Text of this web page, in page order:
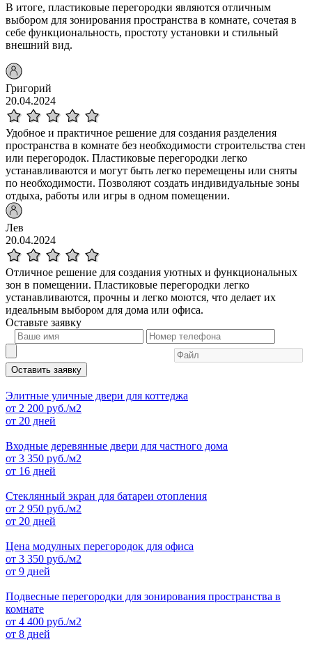
В итоге, пластиковые перегородки являются отличным
выбором для зонирования пространства в комнате, сочетая в
себе функциональность, простоту установки и стильный
внешний вид.
Григорий
20.04.2024
Удобное и практичное решение для создания разделения
пространства в комнате без необходимости строительства стен
или перегородок. Пластиковые перегородки легко
устанавливаются и могут быть легко перемещены или сняты
по необходимости. Позволяют создать индивидуальные зоны
отдыха, работы или игры в одном помещении.
Лев
20.04.2024
Отличное решение для создания уютных и функциональных
зон в помещении. Пластиковые перегородки легко
устанавливаются, прочны и легко моются, что делает их
идеальным выбором для дома или офиса.
Оставьте заявку
Оставить заявку
Элитные уличные двери для коттеджа
от 2 200 руб./м2
от 20 дней
Входные деревянные двери для частного дома
от 3 350 руб./м2
от 16 дней
Стеклянный экран для батареи отопления
от 2 950 руб./м2
от 20 дней
Цена модулных перегородок для офиса
от 3 350 руб./м2
от 9 дней
Подвесные перегородки для зонирования пространства в
комнате
от 4 400 руб./м2
от 8 дней